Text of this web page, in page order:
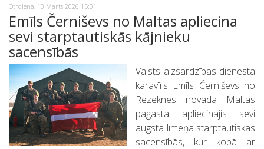
Otrdiena, 10 Marts 2026 15:01
Emīls Černiševs no Maltas apliecina
sevi starptautiskās kājnieku
sacensībās
Valsts aizsardzības dienesta
karavīrs Emīls Černiševs no
Rēzeknes novada Maltas
pagasta apliecinājis sevi
augsta līmeņa starptautiskās
sacensībās, kur kopā ar